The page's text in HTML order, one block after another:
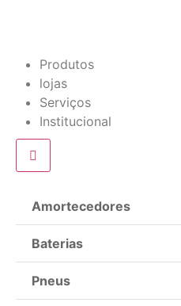
Produtos
lojas
Serviços
Institucional
Amortecedores
Baterias
Pneus